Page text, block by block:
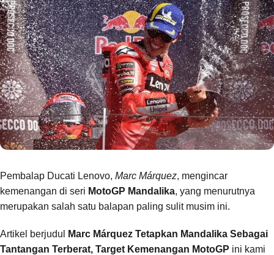
Pembalap Ducati Lenovo, Marc Márquez, mengincar
kemenangan di seri MotoGP Mandalika, yang menurutnya
merupakan salah satu balapan paling sulit musim ini.
Artikel berjudul
Marc Márquez Tetapkan Mandalika Sebagai
Tantangan Terberat, Target Kemenangan MotoGP ini kami